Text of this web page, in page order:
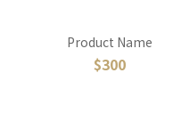
Product Name
$300